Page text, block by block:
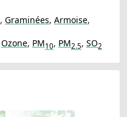
, Graminées, Armoise,
Ozone, PM10, PM2.5, SO2